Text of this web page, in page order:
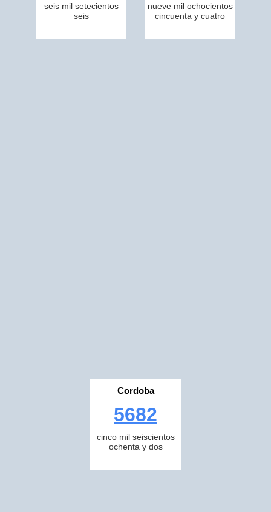
seis mil setecientos
seis
nueve mil ochocientos
cincuenta y cuatro
Cordoba
5682
cinco mil seiscientos
ochenta y dos